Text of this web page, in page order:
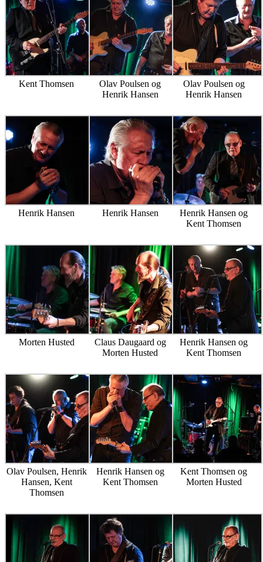
Kent Thomsen
Olav Poulsen og
Henrik Hansen
Olav Poulsen og
Henrik Hansen
Henrik Hansen Henrik Hansen
Henrik Hansen og
Kent Thomsen
Morten Husted
Claus Daugaard og
Morten Husted
Henrik Hansen og
Kent Thomsen
Olav Poulsen, Henrik
Hansen, Kent
Thomsen
Henrik Hansen og
Kent Thomsen
Kent Thomsen og
Morten Husted